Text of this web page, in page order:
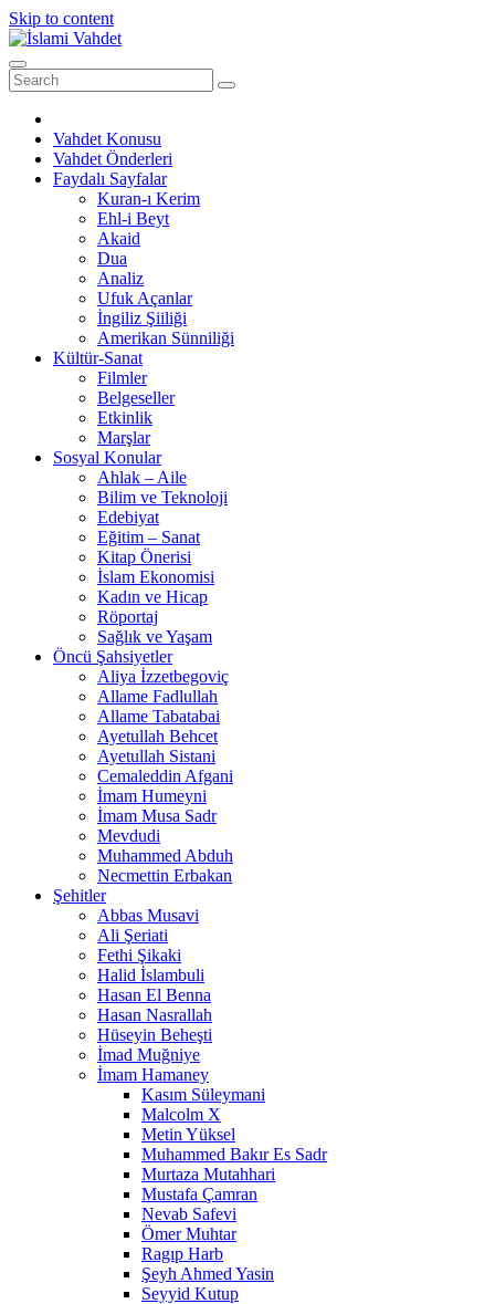
Skip to content
Vahdet Konusu
Vahdet Önderleri
Faydalı Sayfalar
Kuran-ı Kerim
Ehl-i Beyt
Akaid
Dua
Analiz
Ufuk Açanlar
İngiliz Şiiliği
Amerikan Sünniliği
Kültür-Sanat
Filmler
Belgeseller
Etkinlik
Marşlar
Sosyal Konular
Ahlak – Aile
Bilim ve Teknoloji
Edebiyat
Eğitim – Sanat
Kitap Önerisi
İslam Ekonomisi
Kadın ve Hicap
Röportaj
Sağlık ve Yaşam
Öncü Şahsiyetler
Aliya İzzetbegoviç
Allame Fadlullah
Allame Tabatabai
Ayetullah Behcet
Ayetullah Sistani
Cemaleddin Afgani
İmam Humeyni
İmam Musa Sadr
Mevdudi
Muhammed Abduh
Necmettin Erbakan
Şehitler
Abbas Musavi
Ali Şeriati
Fethi Şikaki
Halid İslambuli
Hasan El Benna
Hasan Nasrallah
Hüseyin Beheşti
İmad Muğniye
İmam Hamaney
Kasım Süleymani
Malcolm X
Metin Yüksel
Muhammed Bakır Es Sadr
Murtaza Mutahhari
Mustafa Çamran
Nevab Safevi
Ömer Muhtar
Ragıp Harb
Şeyh Ahmed Yasin
Seyyid Kutup